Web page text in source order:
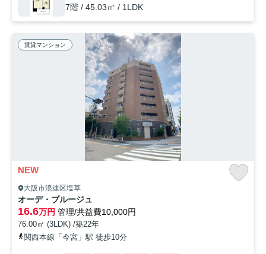
7階 / 45.03㎡ / 1LDK
賃貸マンション
NEW
大阪市浪速区塩草
オーデ・ブルージュ
16.6万円 管理/共益費10,000円
76.00㎡ (3LDK) /築22年
関西本線「今宮」駅 徒歩10分